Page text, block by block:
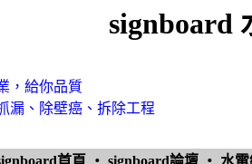
signboard
，給你品質
漏、除壁癌、拆除工程
首頁 ‧ signboard論壇 ‧ 水